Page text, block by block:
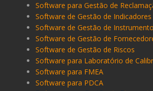
Software para Gestão de
Software de Gestão de Indicadores
Software de Gestão de
Software de Gestão de
Software de Gestão de Riscos
Software para Laboratório de
Software para FMEA
Software para PDCA